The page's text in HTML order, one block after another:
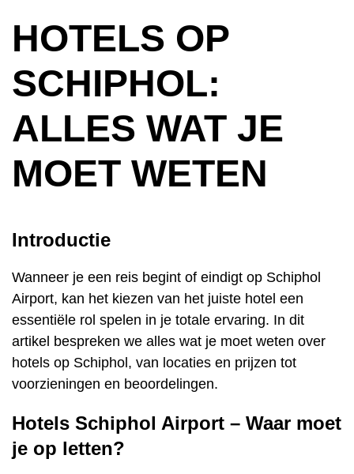
HOTELS OP
SCHIPHOL:
ALLES WAT JE
MOET WETEN
Introductie
Wanneer je een reis begint of eindigt op Schiphol
Airport, kan het kiezen van het juiste hotel een
essentiële rol spelen in je totale ervaring. In dit
artikel bespreken we alles wat je moet weten over
hotels op Schiphol, van locaties en prijzen tot
voorzieningen en beoordelingen.
Hotels Schiphol Airport – Waar moet
je op letten?